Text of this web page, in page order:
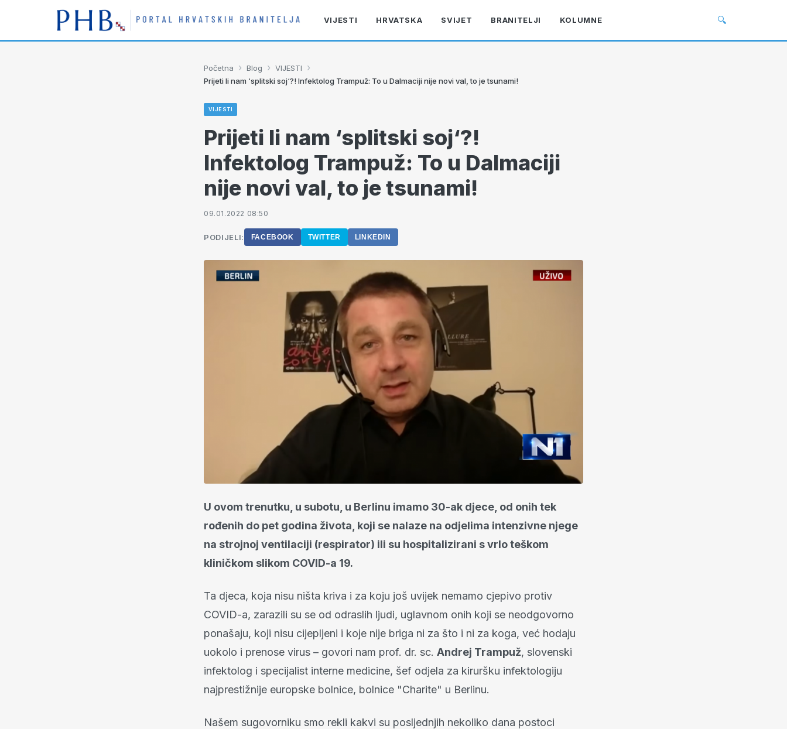
VIJESTI HRVATSKA SVIJET BRANITELJI KOLUMNE 🔍
Početna › Blog › VIJESTI ›
Prijeti li nam ‘splitski soj‘?! Infektolog Trampuž: To u Dalmaciji nije novi val, to je tsunami!
VIJESTI
Prijeti li nam ‘splitski soj‘?!
Infektolog Trampuž: To u Dalmaciji
nije novi val, to je tsunami!
09.01.2022 08:50
PODIJELI: FACEBOOK TWITTER LINKEDIN
U ovom trenutku, u subotu, u Berlinu imamo 30-ak djece, od onih tek
rođenih do pet godina života, koji se nalaze na odjelima intenzivne njege
na strojnoj ventilaciji (respirator) ili su hospitalizirani s vrlo teškom
kliničkom slikom COVID-a 19.
Ta djeca, koja nisu ništa kriva i za koju još uvijek nemamo cjepivo protiv
COVID-a, zarazili su se od odraslih ljudi, uglavnom onih koji se neodgovorno
ponašaju, koji nisu cijepljeni i koje nije briga ni za što i ni za koga, već hodaju
uokolo i prenose virus – govori nam prof. dr. sc. Andrej Trampuž, slovenski
infektolog i specijalist interne medicine, šef odjela za kiruršku infektologiju
najprestižnije europske bolnice, bolnice "Charite" u Berlinu.
Našem sugovorniku smo rekli kakvi su posljednjih nekoliko dana postoci